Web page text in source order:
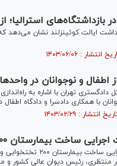
بازداشتگاه‌های
ایالت کوئینزلند نشان می‌دهد
با همکاری دادسرا و دادگاه
بیمارستان ۲۰۰ تختخوابی و فوق تخصصی کودکان
آیین آغاز
منتظری، رئیس دیوان عالی کشور